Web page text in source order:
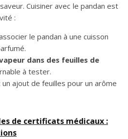
Cuisiner avec le pandan est
:
le pandan à une cuisson
dans des feuilles de
à tester.
un ajout de feuilles pour un arôme
de certificats médicaux :